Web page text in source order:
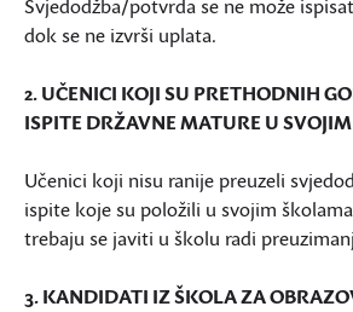
Svjedodžba/potvrda se ne može
dok se ne izvrši uplata.
2. UČENICI KOJI SU PRETHODNIH
ISPITE DRŽAVNE MATURE U
Učenici koji nisu ranije preuzeli
ispite koje su položili u svojim
trebaju se javiti u školu radi
3. KANDIDATI IZ ŠKOLA ZA